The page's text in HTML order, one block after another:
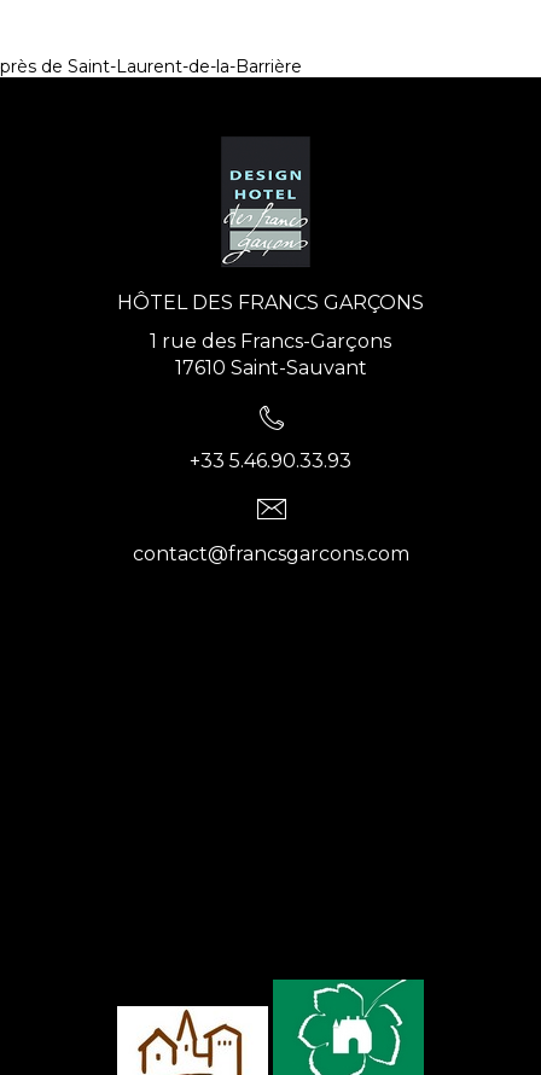
près de Saint-Laurent-de-la-Barrière
HÔTEL DES FRANCS GARÇONS
1 rue des Francs-Garçons
17610 Saint-Sauvant
+33 5.46.90.33.93
contact@francsgarcons.com